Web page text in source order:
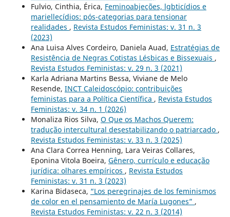
Fulvio, Cinthia, Érica, Feminoabjeções, lgbticídios e
mariellecídios: pós-categorias para tensionar
realidades , Revista Estudos Feministas: v. 31 n. 3
(2023)
Ana Luisa Alves Cordeiro, Daniela Auad, Estratégias de
Resistência de Negras Cotistas Lésbicas e Bissexuais ,
Revista Estudos Feministas: v. 29 n. 3 (2021)
Karla Adriana Martins Bessa, Viviane de Melo
Resende, INCT Caleidoscópio: contribuições
feministas para a Política Científica , Revista Estudos
Feministas: v. 34 n. 1 (2026)
Monaliza Rios Silva, O Que os Machos Querem:
tradução intercultural desestabilizando o patriarcado ,
Revista Estudos Feministas: v. 33 n. 3 (2025)
Ana Clara Correa Henning, Lara Veiras Collares,
Eponina Vitola Boeira, Gênero, currículo e educação
jurídica: olhares empíricos , Revista Estudos
Feministas: v. 31 n. 3 (2023)
Karina Bidaseca, “Los peregrinajes de los feminismos
de color en el pensamiento de María Lugones” ,
Revista Estudos Feministas: v. 22 n. 3 (2014)